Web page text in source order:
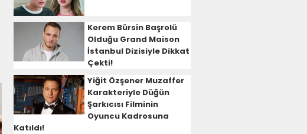
Kerem Bürsin Başrolü
Olduğu Grand Maison
İstanbul Dizisiyle Dikkat
Çekti!
Yiğit Özşener Muzaffer
Karakteriyle Düğün
Şarkıcısı Filminin
Oyuncu Kadrosuna
Katıldı!